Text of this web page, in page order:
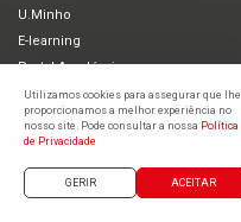
U.Minho
E-learning
Portal Académico
Intranet
Estudantes Internacionais
©2021 Universidade do Minho
Utilizamos cookies para assegurar que lhe
proporcionamos a melhor experiência no
nosso site. Pode consultar a nossa Política
de Privacidade
GERIR ACEITAR